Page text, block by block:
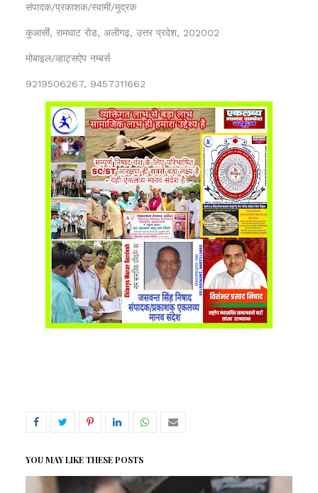
संपादक/प्रकाशक/स्वामी/मुद्रक
कुआर्सी, रामघाट रोड, अलीगढ़, उत्तर प्रदेश, 202002
मोबाइल/व्हाट्सऐप नम्बर्स
9219506267, 9457311662
YOU MAY LIKE THESE POSTS